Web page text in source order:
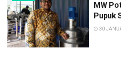
MW
Pupuk
30